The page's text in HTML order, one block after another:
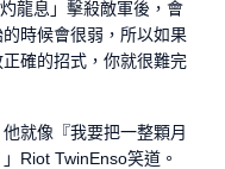
龍息」擊殺敵軍後，會
時候會很弱，所以如果
確的招式，你就很難完
就像『我要把一整顆月
Riot TwinEnso笑道。